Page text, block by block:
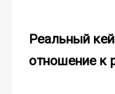
Реальный
отношение к